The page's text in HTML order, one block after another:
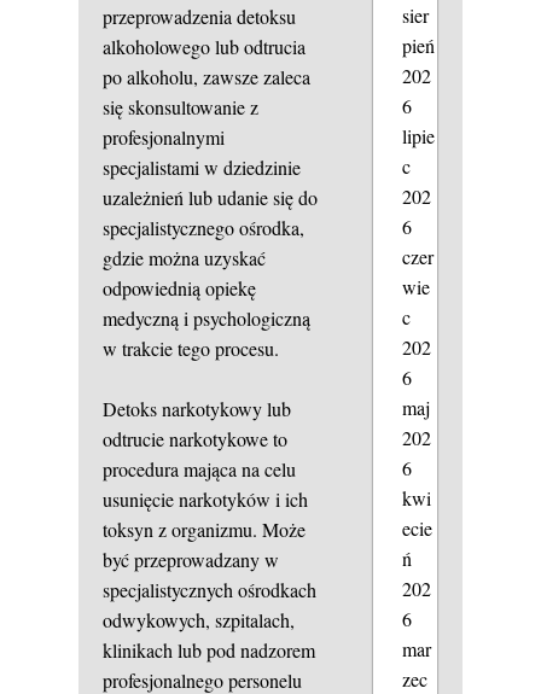
przeprowadzenia detoksu
alkoholowego lub odtrucia
po alkoholu, zawsze zaleca
się skonsultowanie z
profesjonalnymi
specjalistami w dziedzinie
uzależnień lub udanie się do
specjalistycznego ośrodka,
gdzie można uzyskać
odpowiednią opiekę
medyczną i psychologiczną
w trakcie tego procesu.
Detoks narkotykowy lub
odtrucie narkotykowe to
procedura mająca na celu
usunięcie narkotyków i ich
toksyn z organizmu. Może
być przeprowadzany w
specjalistycznych ośrodkach
odwykowych, szpitalach,
klinikach lub pod nadzorem
profesjonalnego personelu
sier
pień
202
6
lipie
c
202
6
czer
wie
c
202
6
maj
202
6
kwi
ecie
ń
202
6
mar
zec